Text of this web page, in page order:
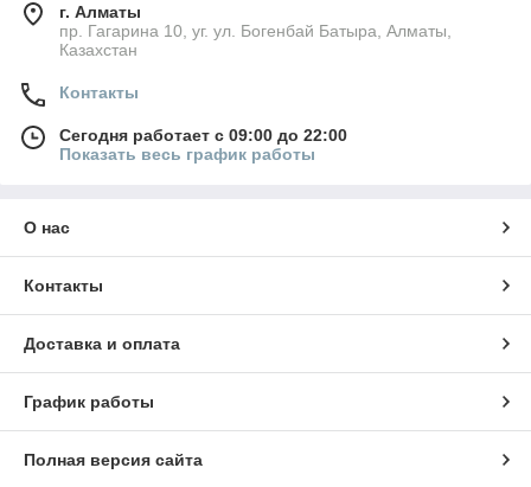
г. Алматы
пр. Гагарина 10, уг. ул. Богенбай Батыра, Алматы,
Казахстан
Контакты
Сегодня работает с 09:00 до 22:00
Показать весь график работы
О нас
Контакты
Доставка и оплата
График работы
Полная версия сайта